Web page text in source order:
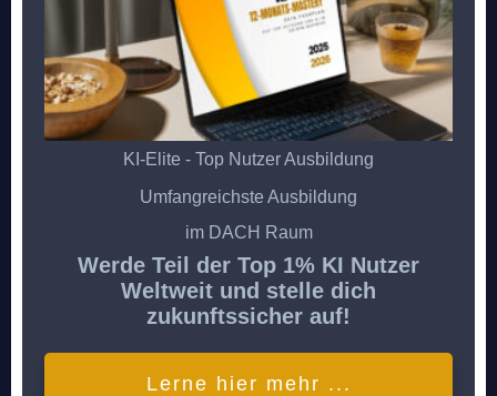
KI-Elite - Top Nutzer Ausbildung
Umfangreichste Ausbildung
im DACH Raum
Werde Teil der Top 1% KI Nutzer
Weltweit und stelle dich
zukunftssicher auf!
Lerne hier mehr ...